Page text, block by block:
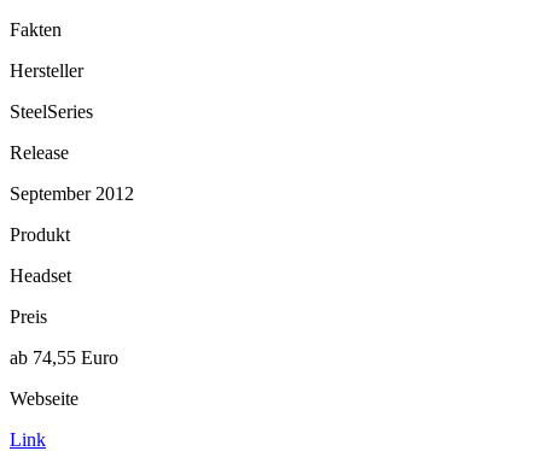
Fakten
Hersteller
SteelSeries
Release
September 2012
Produkt
Headset
Preis
ab 74,55 Euro
Webseite
Link